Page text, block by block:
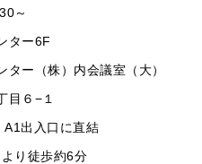
～
ター6F
（株）内会議室（大）
丁目６−１
A1出入口に直結
り徒歩約6分